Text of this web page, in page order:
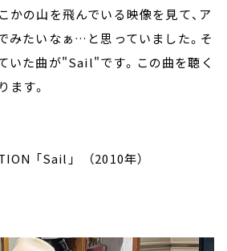
かの山を飛んでいる映像を見て、ア
みたいなぁ…と思っていました。そ
いた曲が"Sail"です。この曲を聴く
ます。
「Sail」 （2010年）